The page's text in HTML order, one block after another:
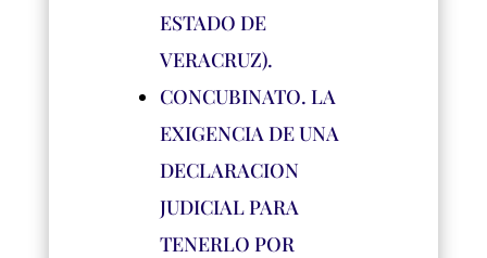
ESTADO DE
VERACRUZ).
CONCUBINATO. LA
EXIGENCIA DE UNA
DECLARACION
JUDICIAL PARA
TENERLO POR